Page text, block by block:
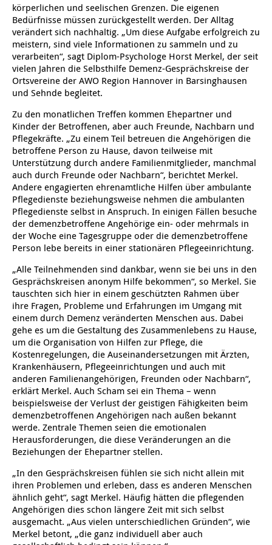
Ortsverein Alt-Laatzen
Ortsverein Arnum
Ortsverein Barsinghausen
Ortsverein Bennigsen
Ortsverein Bredenbeck
Ortsverein Großburgwedel
Ortsverein Godshorn
Ortsverein Garbsen
Ortsverein Fuhrberg
Ortsverein Berenbostel
Ortsverein Burgdorf
Ortsverein Burgdorf
Ortsverein Engelbostel-Schulenburg
Verein für Kinderkultur e.V.
Familienzentrum
Kindertagesstätte Freytagstraße
Kindertagesstätte Gehägestraße
Kindertagesstätte Gottfried-Keller-Straße /
Kindertagesstätte Große Pranke
Kindertagesstätte Herbartstraße
Kindertagesstätte Hiltrud-Grote-Weg
Krippe Höltystraße
Kindertagesstätte Ibykusweg / Familienzentrum
Kindertagesstätte Johannes-Lau-Hof
Kindertagesstätte Klaus-Müller-Kilian-Weg /
“Mäuseburg” / Familienzentrum
Kindertagesstätte König-Ludwig-Straße
Kindertagesstätte Langes Feld “Deisterspatzen”
Kindertagesstätte Moorlilienweg /
Familienzentrum
Kindertagesstätte Petermannstraße /
Familienzentrum
Kindertagesstätte Pfarrlandplatz
Kindertagesstätte Rosenbergstraße
Krippe Schleswiger Straße
Kindertagesstätte Eichsfelder Straße
Kindertagesstätte Elmstraße / Familienzentrum
Kindertagesstätte Freudenthalstraße /
Familienzentrum
Kindertagesstätte Freytagstraße
Kindertagesstätte Gehägestraße
Kindertagesstätte Gorch-Fock-Straße
Kindertagesstätte Gottfried-Keller-Straße /
Familienzentrum
Kindertagesstätte Große Pranke
Kindertagesstätte Harenberger Straße
Kindertagesstätte Herbartstraße
Kindertagesstätte Hiltrud-Grote-Weg
Kindertagesstätte Ibykusweg / Familienzentrum
Kindertagesstätte Johannes-Lau-Hof
Kindertagesstätte Kapellenbrink /
Familienzentrum
Kindertagesstätte Klaus-Müller-Kilian-Weg /
“Mäuseburg” / Familienzentrum
Kindertagesstätte König-Ludwig-Straße
Kindertagesstätte Langes Feld “Deisterspatzen”
Kindertagesstätte Levester Straße
Kindertagesstätte Mühenkamp / Familienzentrum
Kindertagesstätte Pfarrlandplatz
Kindertagesstätte Rosenbergstraße
Hort Salzmannstraße
Kindertagesstätte Schweriner Straße /
Familienzentrum
Außenstelle Hort Stenhusenstraße
Kindertagesstätte Sylter Weg
Familienzentrum
Kindertagesstätte Mühenkamp / Familienzentrum
Kindertagesstätte Petermannstraße /
Familienzentrum
Kindertagesstätte Schweriner Straße /
Qi Gong
Life Kinetik
Yoga mit Baby
Yoga in der Schwangerschaft
Stretch und Relax
Fitness für Frauen
Familienberatungsstelle
Infotelefon
Online Pflege- und Seniorenberatung
werden!
Helfende Hände
Pflege und Wohnen
Wohnen für Alleinerziehende
Beratungsangebote
Jugendliche
Jugendwohnen im Stadtteil
Ältere Menschen
Behördenbegleitung und Formularausfüllhilfe
Mehrsprachige Beratung
Wegweiser Seniorenkompass
Infotelefon
Migration
Berufssprachkurse
Migrationsberatung für junge Menschen
Interkulturelle Beratung für ältere Menschen
Menschen mit Behinderungen
Betreuer
körperlichen und seelischen Grenzen. Die eigenen
Bedürfnisse müssen zurückgestellt werden. Der Alltag
verändert sich nachhaltig. „Um diese Aufgabe erfolgreich zu
meistern, sind viele Informationen zu sammeln und zu
verarbeiten“, sagt Diplom-Psychologe Horst Merkel, der seit
vielen Jahren die Selbsthilfe Demenz-Gesprächskreise der
Ortsvereine der AWO Region Hannover in Barsinghausen
und Sehnde begleitet.
Zu den monatlichen Treffen kommen Ehepartner und
Kinder der Betroffenen, aber auch Freunde, Nachbarn und
Pflegekräfte. „Zu einem Teil betreuen die Angehörigen die
betroffene Person zu Hause, davon teilweise mit
Unterstützung durch andere Familienmitglieder, manchmal
auch durch Freunde oder Nachbarn“, berichtet Merkel.
Andere engagierten ehrenamtliche Hilfen über ambulante
Pflegedienste beziehungsweise nehmen die ambulanten
Pflegedienste selbst in Anspruch. In einigen Fällen besuche
der demenzbetroffene Angehörige ein- oder mehrmals in
der Woche eine Tagesgruppe oder die demenzbetroffene
Person lebe bereits in einer stationären Pflegeeinrichtung.
„Alle Teilnehmenden sind dankbar, wenn sie bei uns in den
Gesprächskreisen anonym Hilfe bekommen“, so Merkel. Sie
tauschten sich hier in einem geschützten Rahmen über
ihre Fragen, Probleme und Erfahrungen im Umgang mit
einem durch Demenz veränderten Menschen aus. Dabei
gehe es um die Gestaltung des Zusammenlebens zu Hause,
um die Organisation von Hilfen zur Pflege, die
Kostenregelungen, die Auseinandersetzungen mit Ärzten,
Krankenhäusern, Pflegeeinrichtungen und auch mit
anderen Familienangehörigen, Freunden oder Nachbarn“,
erklärt Merkel. Auch Scham sei ein Thema – wenn
beispielsweise der Verlust der geistigen Fähigkeiten beim
demenzbetroffenen Angehörigen nach außen bekannt
werde. Zentrale Themen seien die emotionalen
Herausforderungen, die diese Veränderungen an die
Beziehungen der Ehepartner stellen.
„In den Gesprächskreisen fühlen sie sich nicht allein mit
ihren Problemen und erleben, dass es anderen Menschen
ähnlich geht“, sagt Merkel. Häufig hätten die pflegenden
Angehörigen dies schon längere Zeit mit sich selbst
ausgemacht. „Aus vielen unterschiedlichen Gründen“, wie
Merkel betont, „die ganz individuell aber auch